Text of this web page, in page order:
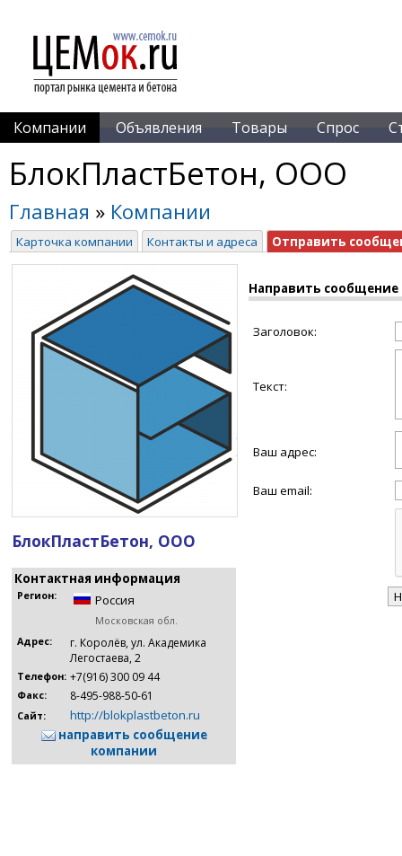
Компании Объявления Товары Спрос
БлокПластБетон, ООО
Главная » Компании
Карточка компании Контакты и адреса Отправить
БлокПластБетон, ООО
Контактная информация
Регион: Россия
Московская обл.
Адрес:
г. Королёв, ул. Академика
Легостаева, 2
Телефон: +7(916) 300 09 44
Факс: 8-495-988-50-61
Сайт:
http://blokplastbeton.ru
направить сообщение
компании
Направить
Заголовок:
Текст:
Ваш адрес:
Ваш email: